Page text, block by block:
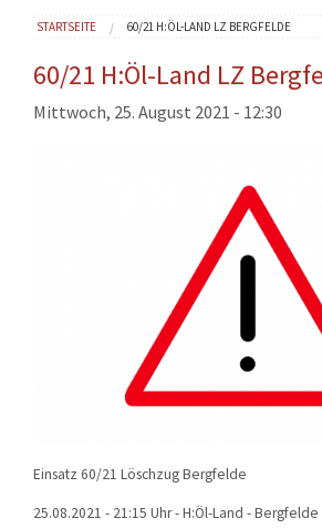
VEREINE
AKTUELLES
DOWNLOADS
EINSÄTZE
Sie sind hier
STARTSEITE 60/21 H:ÖL-LAND LZ BERGFELDE
60/21 H:Öl-Land LZ
Mittwoch, 25. August 2021 - 12:30
Einsatz 60/21 Löschzug Bergfelde
25.08.2021 - 21:15 Uhr - H:Öl-Land -